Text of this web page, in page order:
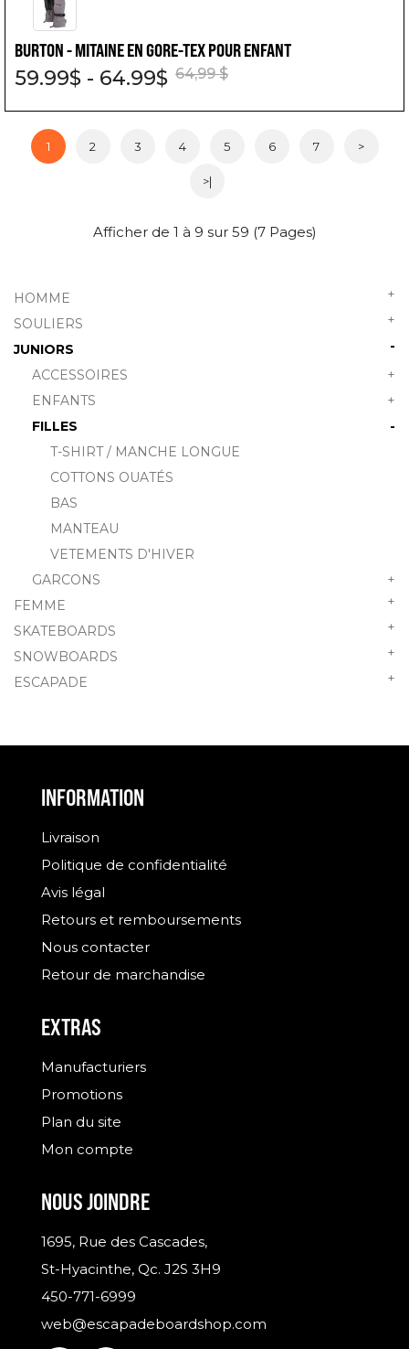
HOMME
+
SOULIERS
+
JUNIORS
-
ACCESSOIRES
+
ENFANTS
+
FILLES
-
T-SHIRT / MANCHE LONGUE
COTTONS OUATÉS
BAS
MANTEAU
VETEMENTS D'HIVER
GARCONS
+
FEMME
+
SKATEBOARDS
+
SNOWBOARDS
+
ESCAPADE
+
BURTON - MITAINE EN GORE-TEX POUR ENFANT
59.99$ - 64.99$ 64,99 $
1 2 3 4 5 6 7 >
>|
Afficher de 1 à 9 sur 59 (7 Pages)
INFORMATION
Livraison
Politique de confidentialité
Avis légal
Retours et remboursements
Nous contacter
Retour de marchandise
EXTRAS
Manufacturiers
Promotions
Plan du site
Mon compte
NOUS JOINDRE
1695, Rue des Cascades,
St-Hyacinthe, Qc. J2S 3H9
450-771-6999
web@escapadeboardshop.com